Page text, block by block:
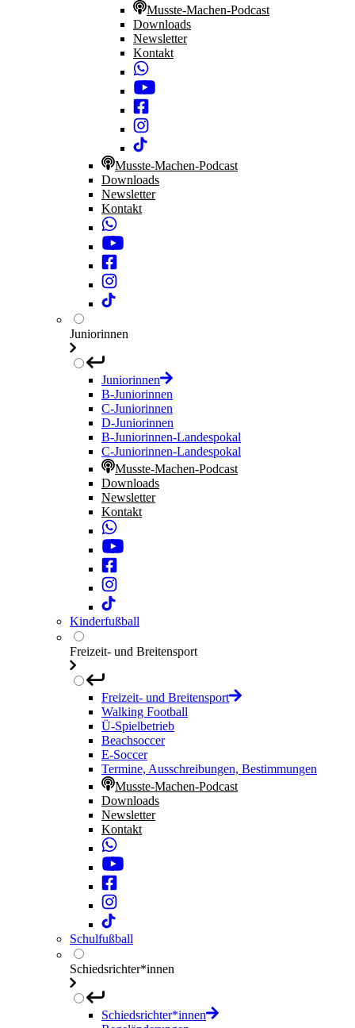
Musste-Machen-Podcast
Downloads
Newsletter
Kontakt
Musste-Machen-Podcast
Downloads
Newsletter
Kontakt
Juniorinnen
Juniorinnen
B-Juniorinnen
C-Juniorinnen
D-Juniorinnen
B-Juniorinnen-Landespokal
C-Juniorinnen-Landespokal
Musste-Machen-Podcast
Downloads
Newsletter
Kontakt
Kinderfußball
Freizeit- und Breitensport
Freizeit- und Breitensport
Walking Football
Ü-Spielbetrieb
Beachsoccer
E-Soccer
Termine, Ausschreibungen, Bestimmungen
Musste-Machen-Podcast
Downloads
Newsletter
Kontakt
Schulfußball
Schiedsrichter*innen
Schiedsrichter*innen